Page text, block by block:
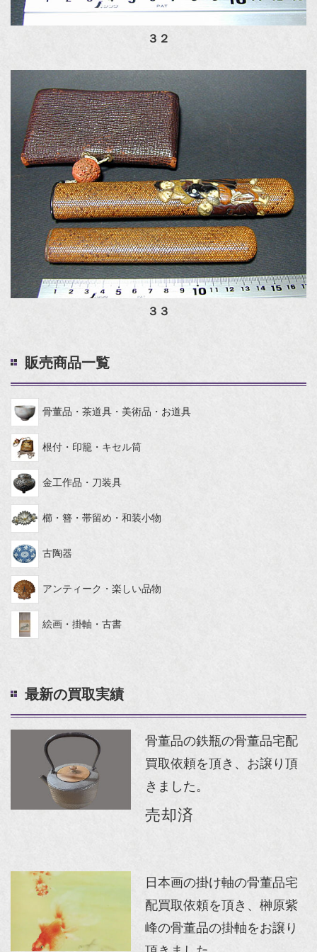
３２
３３
販売商品一覧
骨董品・茶道具・美術品・お道具
根付・印籠・キセル筒
金工作品・刀装具
櫛・簪・帯留め・和装小物
古陶器
アンティーク・楽しい品物
絵画・掛軸・古書
最新の買取実績
骨董品の鉄瓶の骨董品宅配
買取依頼を頂き、お譲り頂
きました。
売却済
日本画の掛け軸の骨董品宅
配買取依頼を頂き、榊原紫
峰の骨董品の掛軸をお譲り